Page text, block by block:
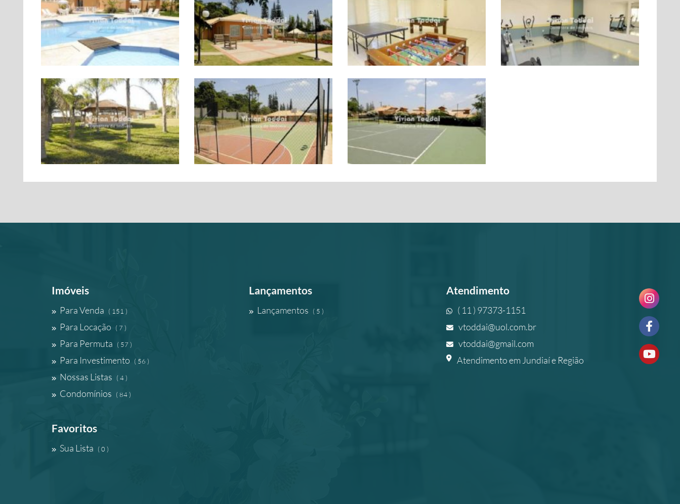
Imóveis
Para Venda ( 151 )
Para Locação ( 7 )
Para Permuta ( 57 )
Para Investimento ( 56 )
Nossas Listas ( 4 )
Condomínios ( 84 )
Favoritos
Sua Lista ( 0 )
Lançamentos
Lançamentos ( 5 )
Atendimento
( 11 ) 97373-1151
vtoddai@uol.com.br
vtoddai@gmail.com
Atendimento em Jundiaí e Região